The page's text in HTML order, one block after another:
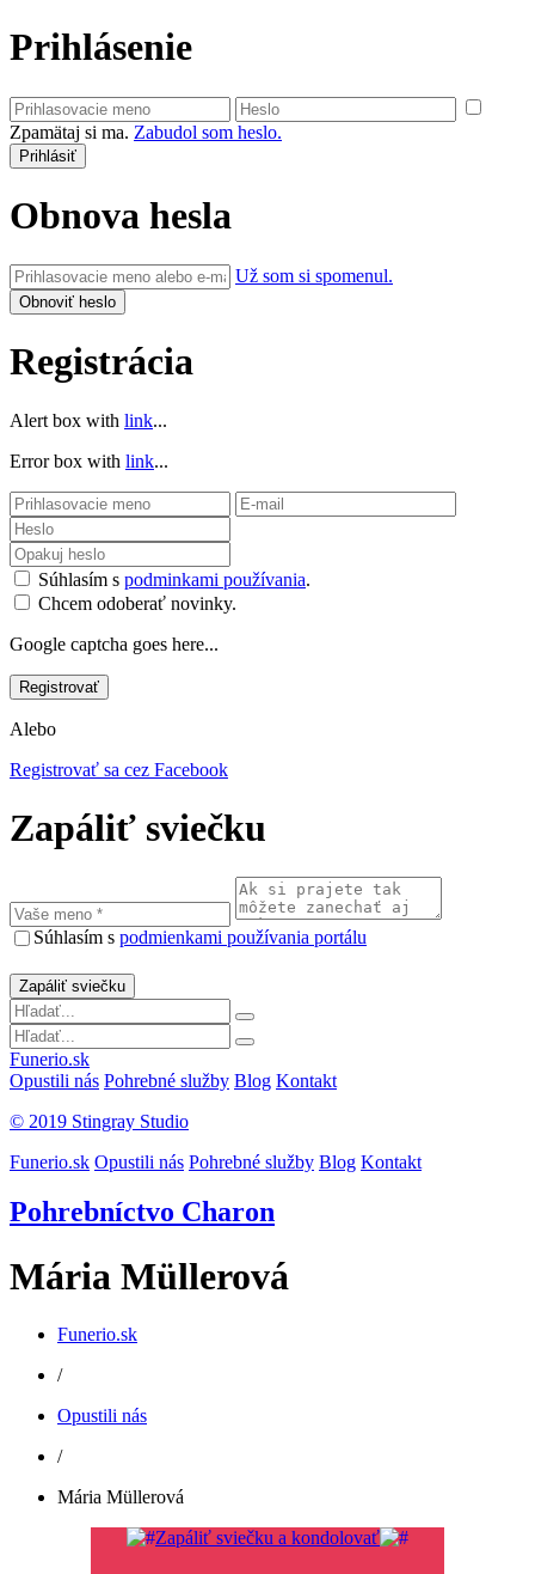
Prihlásenie
Zpamätaj si ma. Zabudol som heslo.
Obnova hesla
Už som si spomenul.
Registrácia
Alert box with link...
Error box with link...
Súhlasím s podminkami používania.
Chcem odoberať novinky.
Google captcha goes here...
Alebo
Registrovať sa cez Facebook
Zapáliť sviečku
Súhlasím s podmienkami používania portálu
Funerio.sk
Opustili nás Pohrebné služby Blog Kontakt
© 2019 Stingray Studio
Funerio.sk Opustili nás Pohrebné služby Blog Kontakt
Pohrebníctvo Charon
Mária Müllerová
Funerio.sk
/
Opustili nás
/
Mária Müllerová
Zapáliť sviečku a kondolovať